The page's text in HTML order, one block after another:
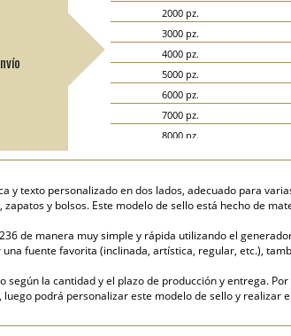
2000 pz.
3000 pz.
4000 pz.
5000 pz.
6000 pz.
7000 pz.
8000 pz.
15000 pz.
y texto personalizado en dos lados, adecuado para
y bolsos. Este modelo de sello está hecho de
de manera muy simple y rápida utilizando el
fuente favorita (inclinada, artística, regular, etc.),
la cantidad y el plazo de producción y entrega.
podrá personalizar este modelo de sello y realizar